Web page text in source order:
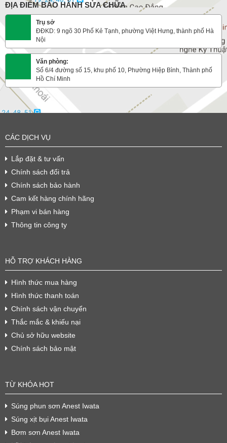
ĐỊA ĐIỂM BẢO HÀNH SỬA CHỮA
Trụ sở
ĐĐKD: 9 ngõ 30 Phố Kẻ Tạnh, phường Việt Hưng, thành phố Hà
Nội
Văn phòng:
Số 6/4 đường số 15, khu phố 10, Phường Hiệp Bình, Thành phố
Hồ Chí Minh
CÁC DỊCH VỤ
Lắp đặt & tư vấn
Chính sách đổi trả
Chính sách bảo hành
Cam kết hàng chính hãng
Phạm vi bán hàng
Thông tin công ty
HỖ TRỢ KHÁCH HÀNG
Hình thức mua hàng
Hình thức thanh toán
Chính sách vận chuyển
Thắc mắc & khiếu nại
Chủ sở hữu website
Chính sách bảo mật
TỪ KHÓA HOT
Súng phun sơn Anest Iwata
Súng xịt bụi Anest Iwata
Bơm sơn Anest Iwata